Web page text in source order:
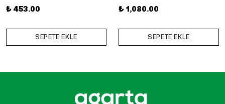
₺ 453.00
SEPETE EKLE
₺ 1,080.00
SEPETE EKLE